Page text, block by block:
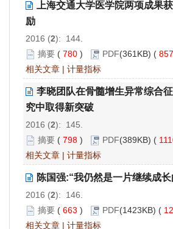
上海交通大学医学院两项成果
励
2016 (2): 144.
摘要 ( 780 ) PDF(361KB) ( 857
相关文章 | 计量指标
李晓团队在骨髓增生异常综合
究中取得新突破
2016 (2): 145.
摘要 ( 798 ) PDF(389KB) (
相关文章 | 计量指标
陈国强:“我仍然是一片继续成长
2016 (2): 146.
摘要 ( 663 ) PDF(1423KB) (
相关文章 | 计量指标